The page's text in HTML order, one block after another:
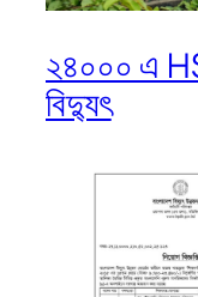
২৪০০০ এ
বিদ্যুৎ